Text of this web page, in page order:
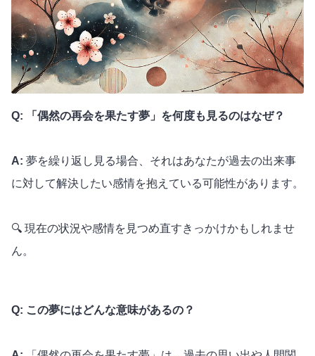
Q: 「偶然の再会を果たす夢」を何度も見るのはなぜ？
A: 夢を繰り返し見る場合、それはあなたが過去の出来事
に対して解決したい感情を抱えている可能性があります。
🔍 現在の状況や感情を見つめ直すきっかけかもしれませ
ん。
Q: この夢にはどんな意味があるの？